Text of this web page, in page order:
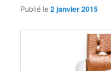
Publié le2 janvier 2015